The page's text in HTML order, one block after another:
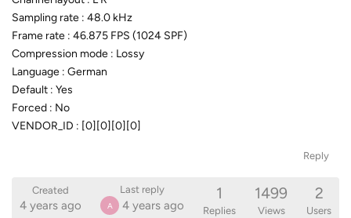
Sampling rate : 48.0 kHz
Frame rate : 46.875 FPS (1024 SPF)
Compression mode : Lossy
Language : German
Default : Yes
Forced : No
VENDOR_ID : [0][0][0][0]
Reply
Created
4 years ago
Last reply
A 4 years ago
1
Replies
1499
Views
2
Users